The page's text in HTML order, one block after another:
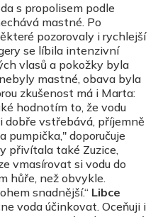
s propolisem podle
mastné. Po
pozorovaly i rychlejší
se líbila intenzivní
vlasů a pokožky byla
mastné, obava byla
zkušenost má i Marta:
hodnotím to, že vodu
vstřebává, příjemně
pumpička," doporučuje
přivítala také Zuzice,
vmasírovat si vodu do
hůře, než obvykle.
snadnější.“ Libce
voda účinkovat. Oceňuji i